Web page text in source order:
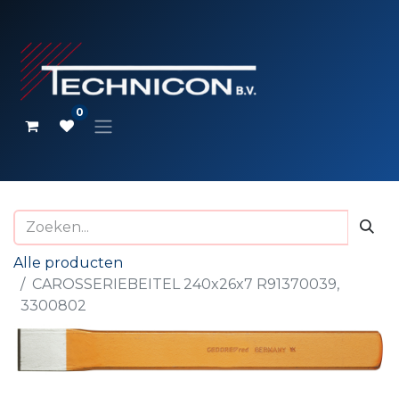
0
Alle producten
CAROSSERIEBEITEL 240x26x7 R91370039,
3300802